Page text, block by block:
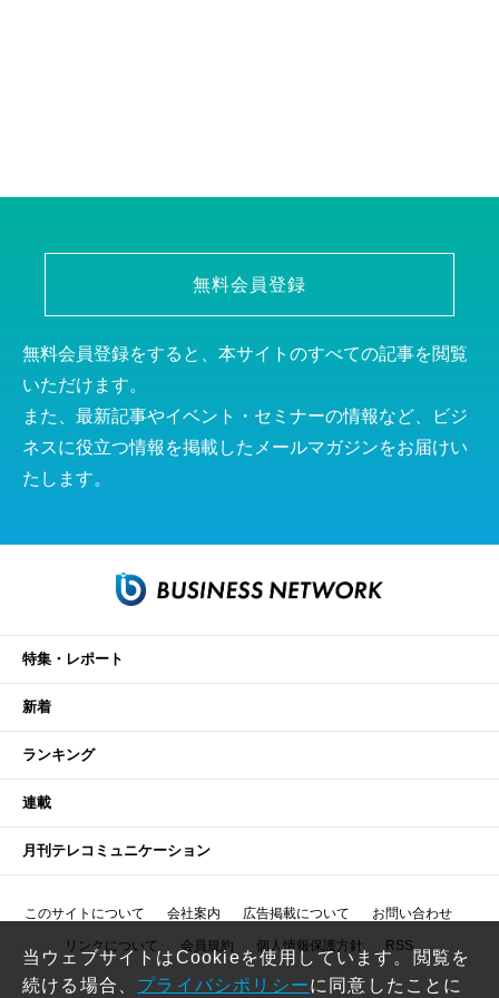
無料会員登録
無料会員登録をすると、本サイトのすべての記事を閲覧
いただけます。
また、最新記事やイベント・セミナーの情報など、ビジ
ネスに役立つ情報を掲載したメールマガジンをお届けい
たします。
特集・レポート
新着
ランキング
連載
月刊テレコミュニケーション
このサイトについて 会社案内 広告掲載について お問い合わせ
リンクについて 会員規約 個人情報保護方針 RSS
当ウェブサイトはCookieを使用しています。閲覧を
続ける場合、 プライバシポリシーに同意したことに